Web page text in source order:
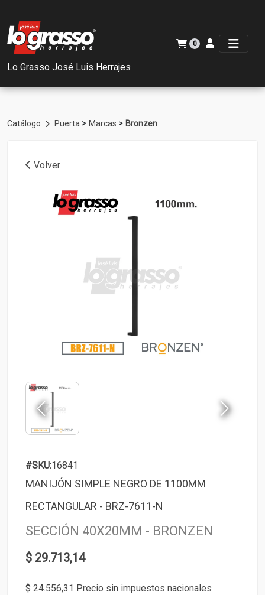
Lo Grasso José Luis Herrajes
0
Catálogo Puerta > Marcas > Bronzen
Volver
#SKU:16841
MANIJÓN SIMPLE NEGRO DE 1100MM
RECTANGULAR - BRZ-7611-N
SECCIÓN 40X20MM - BRONZEN
$ 29.713,14
$ 24.556,31 Precio sin impuestos nacionales